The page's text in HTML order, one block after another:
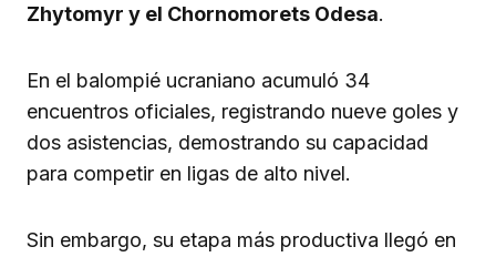
Zhytomyr y el Chornomorets Odesa.
En el balompié ucraniano acumuló 34
encuentros oficiales, registrando nueve goles y
dos asistencias, demostrando su capacidad
para competir en ligas de alto nivel.
Sin embargo, su etapa más productiva llegó en